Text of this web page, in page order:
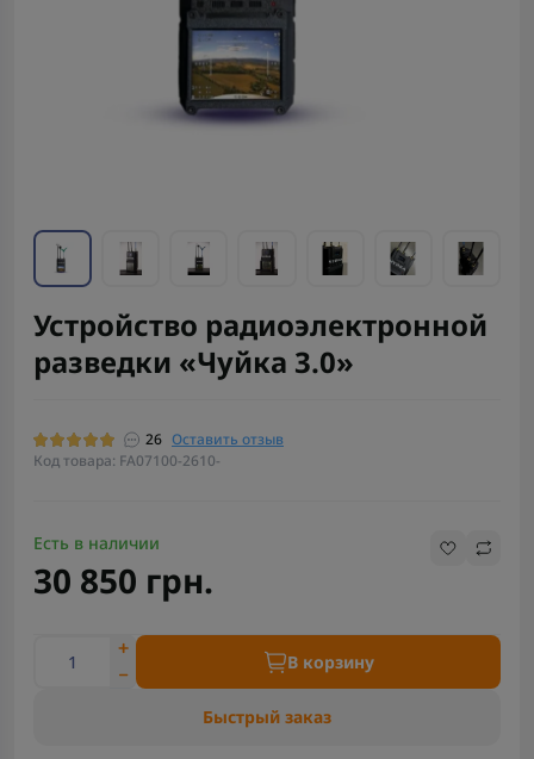
Устройство радиоэлектронной
разведки «Чуйка 3.0»
26 Оставить отзыв
Код товара: FA07100-2610-
Есть в наличии
30 850 грн.
В корзину
Быстрый заказ